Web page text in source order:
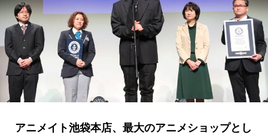
アニメイト池袋本店、最大のアニメショップとし